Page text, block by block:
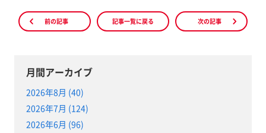
前の記事 記事一覧に戻る 次の記事
月間アーカイブ
2026年8月 (40)
2026年7月 (124)
2026年6月 (96)